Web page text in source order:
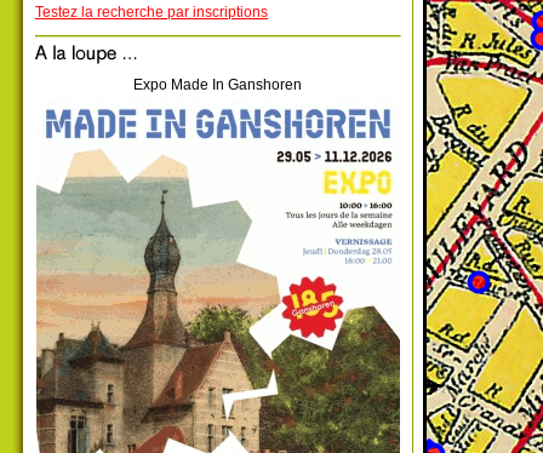
Testez la recherche par inscriptions
Expo Made In Ganshoren